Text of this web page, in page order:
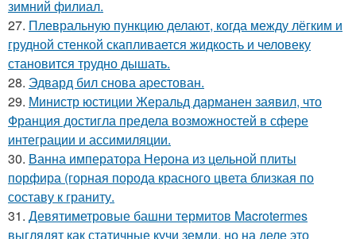
зимний филиал.
27. Плевральную пункцию делают, когда между лёгким и
грудной стенкой скапливается жидкость и человеку
становится трудно дышать.
28. Эдвард бил снова аpестован.
29. Министр юстиции Жеральд дарманен заявил, что
Франция достигла предела возможностей в сфере
интеграции и ассимиляции.
30. Ванна императора Нерона из цельной плиты
порфира (горная порода красного цвета близкая по
составу к граниту.
31. Девятиметровые башни термитов Macrotermes
выглядят как статичные кучи земли, но на деле это